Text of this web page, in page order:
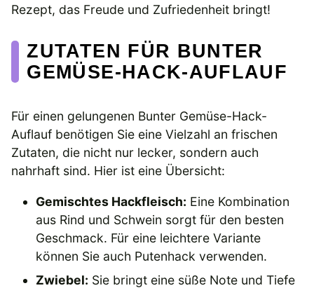
Rezept, das Freude und Zufriedenheit bringt!
ZUTATEN FÜR BUNTER
GEMÜSE-HACK-AUFLAUF
Für einen gelungenen Bunter Gemüse-Hack-
Auflauf benötigen Sie eine Vielzahl an frischen
Zutaten, die nicht nur lecker, sondern auch
nahrhaft sind. Hier ist eine Übersicht:
Gemischtes Hackfleisch: Eine Kombination
aus Rind und Schwein sorgt für den besten
Geschmack. Für eine leichtere Variante
können Sie auch Putenhack verwenden.
Zwiebel: Sie bringt eine süße Note und Tiefe